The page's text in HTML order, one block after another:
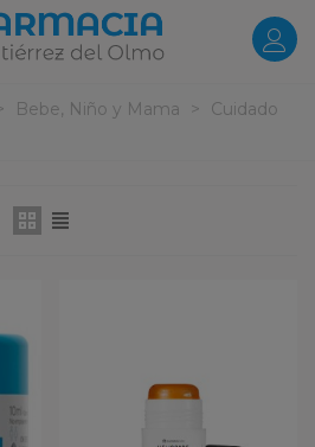
> Bebe, Niño y Mama >
Cuidado